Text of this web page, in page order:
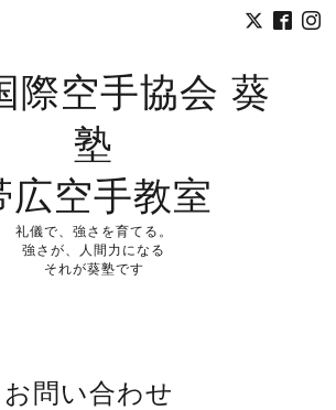
際空手協会 葵
塾
広空手教室
礼儀で、強さを育てる。
強さが、人間力になる
それが葵塾です
お問い合わせ